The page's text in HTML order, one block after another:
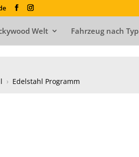
Welt Fahrzeug nach Typ
› Edelstahl Programm